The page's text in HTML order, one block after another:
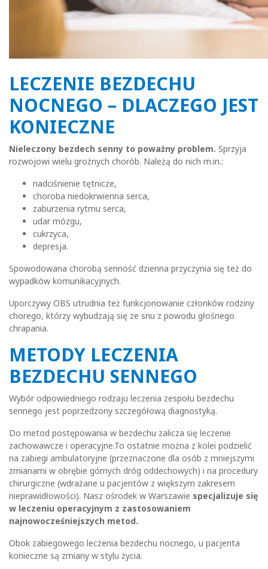
LECZENIE BEZDECHU
NOCNEGO – DLACZEGO JEST
KONIECZNE
Nieleczony bezdech senny to poważny problem. Sprzyja
rozwojowi wielu groźnych chorób. Należą do nich m.in.:
nadciśnienie tętnicze,
choroba niedokrwienna serca,
zaburzenia rytmu serca,
udar mózgu,
cukrzyca,
depresja.
Spowodowana chorobą senność dzienna przyczynia się też do
wypadków komunikacyjnych.
Uporczywy OBS utrudnia też funkcjonowanie członków rodziny
chorego, którzy wybudzają się ze snu z powodu głośnego
chrapania.
METODY LECZENIA
BEZDECHU SENNEGO
Wybór odpowiedniego rodzaju leczenia zespołu bezdechu
sennego jest poprzedzony szczegółową diagnostyką.
Do metod postępowania w bezdechu zalicza się leczenie
zachowawcze i operacyjne.To ostatnie można z kolei podzielić
na zabiegi ambulatoryjne (przeznaczone dla osób z mniejszymi
zmianami w obrębie górnych dróg oddechowych) i na procedury
chirurgiczne (wdrażane u pacjentów z większym zakresem
nieprawidłowości). Nasz ośrodek w Warszawie specjalizuje się
w leczeniu operacyjnym z zastosowaniem
najnowocześniejszych metod.
Obok zabiegowego leczenia bezdechu nocnego, u pacjenta
konieczne są zmiany w stylu życia.